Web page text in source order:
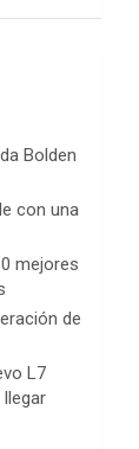
Bolden
con una
mejores
de
L7